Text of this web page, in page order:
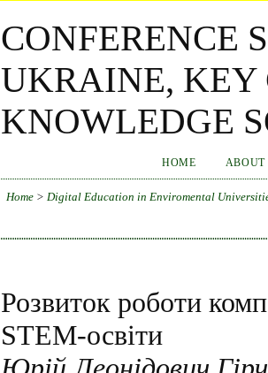
CONFERENCE
UKRAINE, KEY
KNOWLEDGE
HOME ABOUT
Home> Digital Education in Enviromental
Розвиток роботи
STEM-освіти